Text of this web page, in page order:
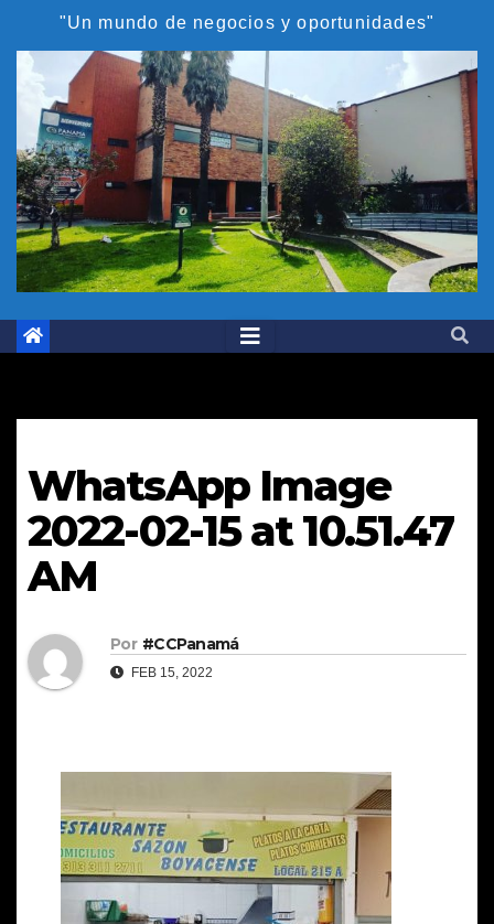
"Un mundo de negocios y oportunidades"
WhatsApp Image
2022-02-15 at 10.51.47
AM
Por #CCPanamá
FEB 15, 2022